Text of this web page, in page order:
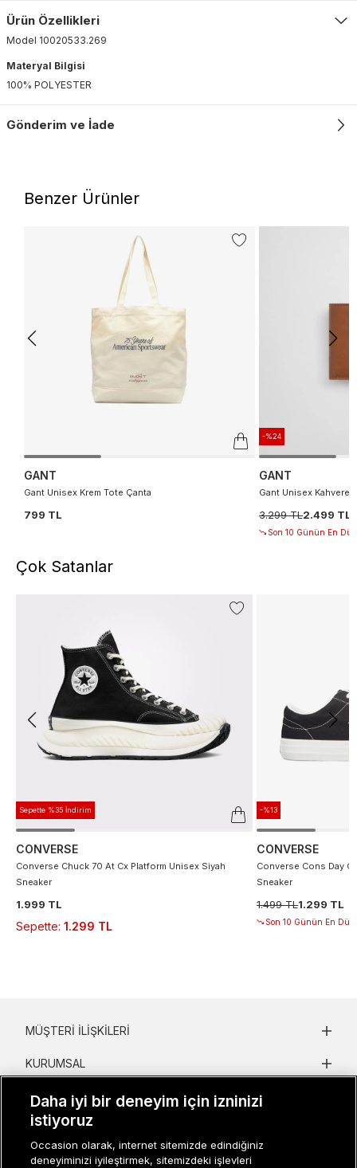
Ürün Özellikleri
Model 10020533.269
Materyal Bilgisi
100% POLYESTER
Gönderim ve İade
Benzer Ürünler
GANT
Gant Unisex Krem Tote Çanta
799 TL
-%24
GANT
Gant Unisex
3.299 TL2.499 TL
Son 10 Günün En
Çok Satanlar
Sepette %35 İndirim
CONVERSE
Converse Chuck 70 At Cx Platform Unisex Siyah
Sneaker
1.999 TL
Sepette: 1.299 TL
-%13
CONVERSE
Converse Cons Day
Sneaker
1.499 TL1.299 TL
Son 10 Günün En
MÜŞTERI İLIŞKILERI
KURUMSAL
KADIN KATEGORILER
GRUP MARKALAR
ERKEK KATEGORILER
Daha iyi bir deneyim için izninizi
istiyoruz
Occasion olarak, internet sitemizde edindiğiniz
deneyiminizi iyileştirmek, sitemizdeki işlevleri